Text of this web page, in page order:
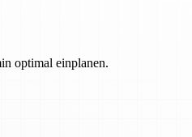
optimal einplanen.